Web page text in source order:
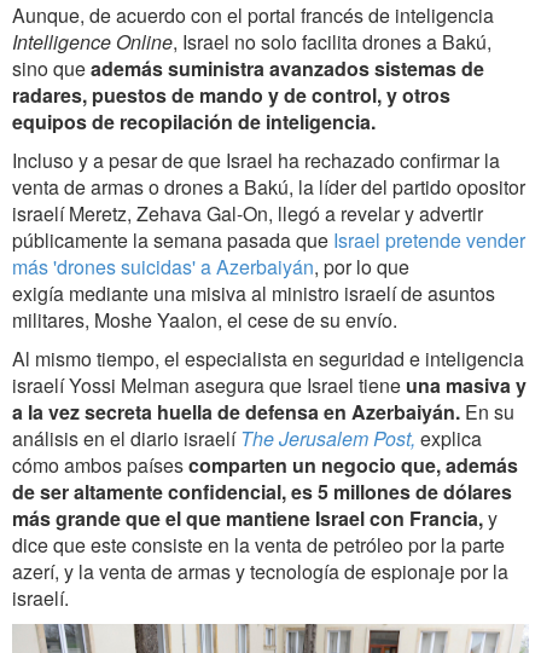
Aunque, de acuerdo con el portal francés de inteligencia
Intelligence Online, Israel no solo facilita drones a Bakú,
sino queademás suministra avanzados sistemas de
radares, puestos de mando y de control, y otros
equipos de recopilación de inteligencia.
Incluso y a pesar de que Israel ha rechazado confirmar la
venta de armas o drones a Bakú, la líder del partido opositor
israelí Meretz, Zehava Gal-On, llegó a revelar y advertir
públicamente la semana pasada que Israel pretende vender
más 'drones suicidas' a Azerbaiyán, por lo que
exigía mediante una misiva al ministro israelí de asuntos
militares, Moshe Yaalon, el cese de su envío.
Al mismo tiempo, el especialista en seguridad e inteligencia
israelí Yossi Melman asegura que Israel tiene una masiva y
a la vez secreta huella de defensa en Azerbaiyán. En su
análisis en el diario israelí The Jerusalem Post, explica
cómo ambos paísescomparten un negocio que, además
de ser altamente confidencial, es 5 millones de dólares
más grande que el que mantiene Israel con Francia,y
dice que este consiste en la venta de petróleo por la parte
azerí, y la venta de armas y tecnología de espionaje por la
israelí.